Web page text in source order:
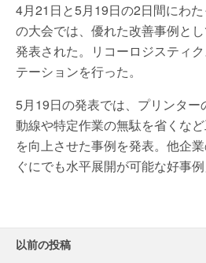
4月21日と5月19日の2日間にわ
の大会では、優れた改善事例と
発表された。リコーロジスティ
テーションを行った。
5月19日の発表では、プリンタ
動線や特定作業の無駄を省くな
を向上させた事例を発表。他企
ぐにでも水平展開が可能な好事例
以前の投稿